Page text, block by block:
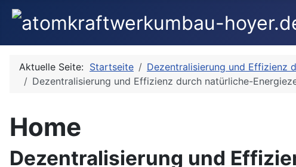
Aktuelle Seite: Startseite
Dezentralisierung und Effizienz
Dezentralisierung und Effizienz durch natürliche-
Home
Dezentralisierung und